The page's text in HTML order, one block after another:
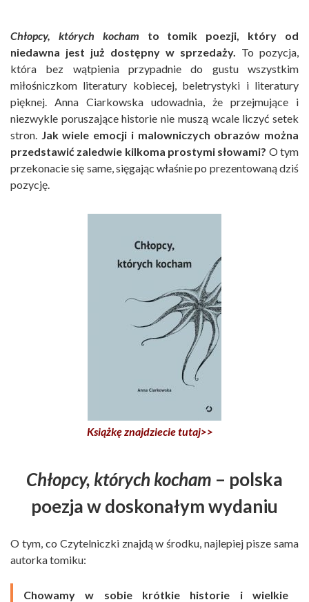
Chłopcy, których kocham to tomik poezji, który od
niedawna jest już dostępny w sprzedaży. To pozycja,
która bez wątpienia przypadnie do gustu wszystkim
miłośniczkom literatury kobiecej, beletrystyki i literatury
pięknej. Anna Ciarkowska udowadnia, że przejmujące i
niezwykle poruszające historie nie muszą wcale liczyć setek
stron. Jak wiele emocji i malowniczych obrazów można
przedstawić zaledwie kilkoma prostymi słowami? O tym
przekonacie się same, sięgając właśnie po prezentowaną dziś
pozycję.
Książkę znajdziecie tutaj>>
Chłopcy, których kocham – polska
poezja w doskonałym wydaniu
O tym, co Czytelniczki znajdą w środku, najlepiej pisze sama
autorka tomiku:
Chowamy w sobie krótkie historie i wielkie